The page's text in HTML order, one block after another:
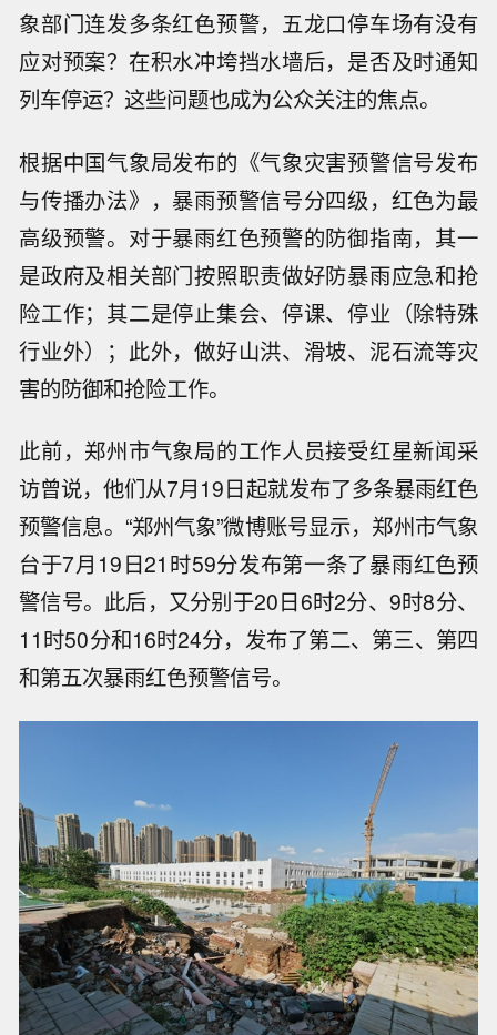
象部门连发多条红色预警，五龙口停车场有没有
应对预案？在积水冲垮挡水墙后，是否及时通知
列车停运？这些问题也成为公众关注的焦点。
根据中国气象局发布的《气象灾害预警信号发布
与传播办法》，暴雨预警信号分四级，红色为最
高级预警。对于暴雨红色预警的防御指南，其一
是政府及相关部门按照职责做好防暴雨应急和抢
险工作；其二是停止集会、停课、停业（除特殊
行业外）；此外，做好山洪、滑坡、泥石流等灾
害的防御和抢险工作。
此前，郑州市气象局的工作人员接受红星新闻采
访曾说，他们从7月19日起就发布了多条暴雨红色
预警信息。“郑州气象”微博账号显示，郑州市气象
台于7月19日21时59分发布第一条了暴雨红色预
警信号。此后，又分别于20日6时2分、9时8分、
11时50分和16时24分，发布了第二、第三、第四
和第五次暴雨红色预警信号。